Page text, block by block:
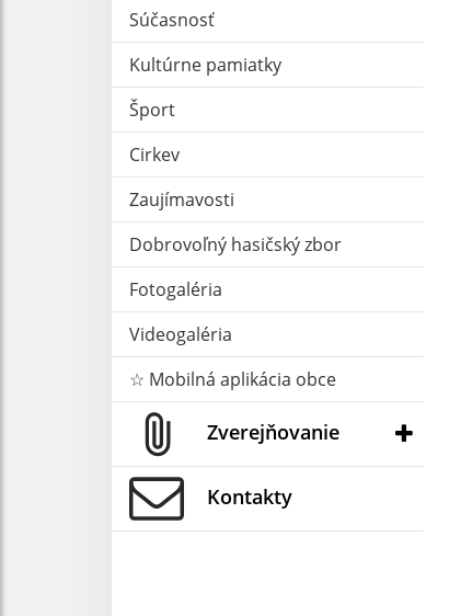
Súčasnosť
Kultúrne pamiatky
Šport
Cirkev
Zaujímavosti
Dobrovoľný hasičský zbor
Fotogaléria
Videogaléria
☆ Mobilná aplikácia obce
Zverejňovanie
Kontakty